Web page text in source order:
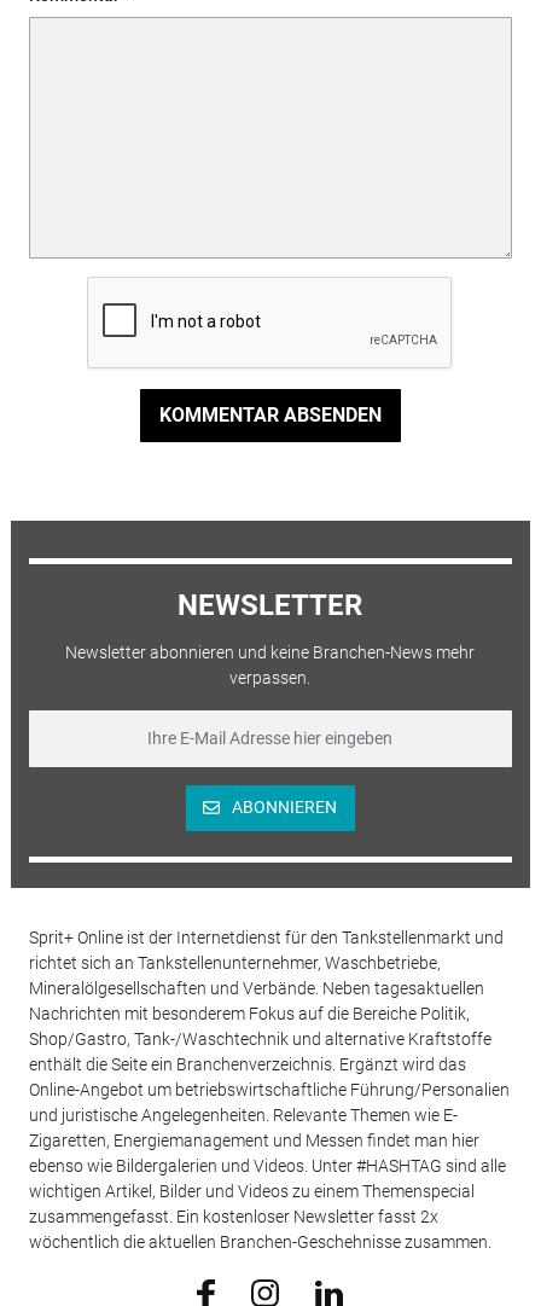
KOMMENTAR ABSENDEN
NEWSLETTER
Newsletter abonnieren und keine Branchen-News mehr
verpassen.
ABONNIEREN
Sprit+ Online ist der Internetdienst für den Tankstellenmarkt und
richtet sich an Tankstellenunternehmer, Waschbetriebe,
Mineralölgesellschaften und Verbände. Neben tagesaktuellen
Nachrichten mit besonderem Fokus auf die Bereiche Politik,
Shop/Gastro, Tank-/Waschtechnik und alternative Kraftstoffe
enthält die Seite ein Branchenverzeichnis. Ergänzt wird das
Online-Angebot um betriebswirtschaftliche Führung/Personalien
und juristische Angelegenheiten. Relevante Themen wie E-
Zigaretten, Energiemanagement und Messen findet man hier
ebenso wie Bildergalerien und Videos. Unter #HASHTAG sind alle
wichtigen Artikel, Bilder und Videos zu einem Themenspecial
zusammengefasst. Ein kostenloser Newsletter fasst 2x
wöchentlich die aktuellen Branchen-Geschehnisse zusammen.